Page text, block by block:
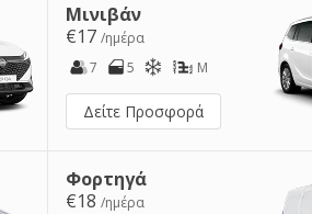
Μινιβάν
€17 /ημέρα
7
5 M
Δείτε Προσφορά
Φορτηγά
€18 /ημέρα